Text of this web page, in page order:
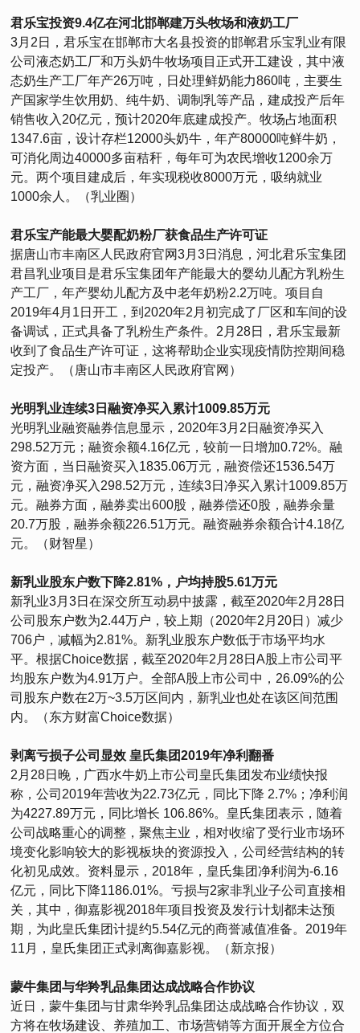
君乐宝投资9.4亿在河北邯郸建万头牧场和液奶工厂
3月2日，君乐宝在邯郸市大名县投资的邯郸君乐宝乳业有限
公司液态奶工厂和万头奶牛牧场项目正式开工建设，其中液
态奶生产工厂年产26万吨，日处理鲜奶能力860吨，主要生
产国家学生饮用奶、纯牛奶、调制乳等产品，建成投产后年
销售收入20亿元，预计2020年底建成投产。牧场占地面积
1347.6亩，设计存栏12000头奶牛，年产80000吨鲜牛奶，
可消化周边40000多亩秸秆，每年可为农民增收1200余万
元。两个项目建成后，年实现税收8000万元，吸纳就业
1000余人。（乳业圈）
君乐宝产能最大婴配奶粉厂获食品生产许可证
据唐山市丰南区人民政府官网3月3日消息，河北君乐宝集团
君昌乳业项目是君乐宝集团年产能最大的婴幼儿配方乳粉生
产工厂，年产婴幼儿配方及中老年奶粉2.2万吨。项目自
2019年4月1日开工，到2020年2月初完成了厂区和车间的设
备调试，正式具备了乳粉生产条件。2月28日，君乐宝最新
收到了食品生产许可证，这将帮助企业实现疫情防控期间稳
定投产。（唐山市丰南区人民政府官网）
光明乳业连续3日融资净买入累计1009.85万元
光明乳业融资融券信息显示，2020年3月2日融资净买入
298.52万元；融资余额4.16亿元，较前一日增加0.72%。融
资方面，当日融资买入1835.06万元，融资偿还1536.54万
元，融资净买入298.52万元，连续3日净买入累计1009.85万
元。融券方面，融券卖出600股，融券偿还0股，融券余量
20.7万股，融券余额226.51万元。融资融券余额合计4.18亿
元。（财智星）
新乳业股东户数下降2.81%，户均持股5.61万元
新乳业3月3日在深交所互动易中披露，截至2020年2月28日
公司股东户数为2.44万户，较上期（2020年2月20日）减少
706户，减幅为2.81%。新乳业股东户数低于市场平均水
平。根据Choice数据，截至2020年2月28日A股上市公司平
均股东户数为4.91万户。全部A股上市公司中，26.09%的公
司股东户数在2万~3.5万区间内，新乳业也处在该区间范围
内。（东方财富Choice数据）
剥离亏损子公司显效 皇氏集团2019年净利翻番
2月28日晚，广西水牛奶上市公司皇氏集团发布业绩快报
称，公司2019年营收为22.73亿元，同比下降 2.7%；净利润
为4227.89万元，同比增长 106.86%。皇氏集团表示，随着
公司战略重心的调整，聚焦主业，相对收缩了受行业市场环
境变化影响较大的影视板块的资源投入，公司经营结构的转
化初见成效。资料显示，2018年，皇氏集团净利润为-6.16
亿元，同比下降1186.01%。亏损与2家非乳业子公司直接相
关，其中，御嘉影视2018年项目投资及发行计划都未达预
期，为此皇氏集团计提约5.54亿元的商誉减值准备。2019年
11月，皇氏集团正式剥离御嘉影视。（新京报）
蒙牛集团与华羚乳品集团达成战略合作协议
近日，蒙牛集团与甘肃华羚乳品集团达成战略合作协议，双
方将在牧场建设、养殖加工、市场营销等方面开展全方位合